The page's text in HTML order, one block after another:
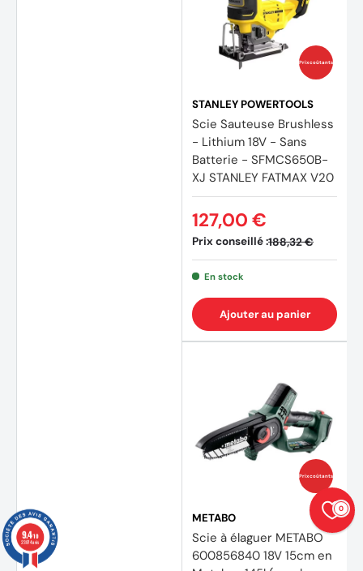
Prix coûtants
STANLEY POWERTOOLS
Scie Sauteuse Brushless
- Lithium 18V - Sans
Batterie - SFMCS650B-
XJ STANLEY FATMAX V20
Prix conseillé :188,32 €
127,00 €
En stock
Ajouter au panier
Prix coûtants
METABO
Scie à élaguer METABO
600856840 18V 15cm en
0
9.4/10
23874 avis